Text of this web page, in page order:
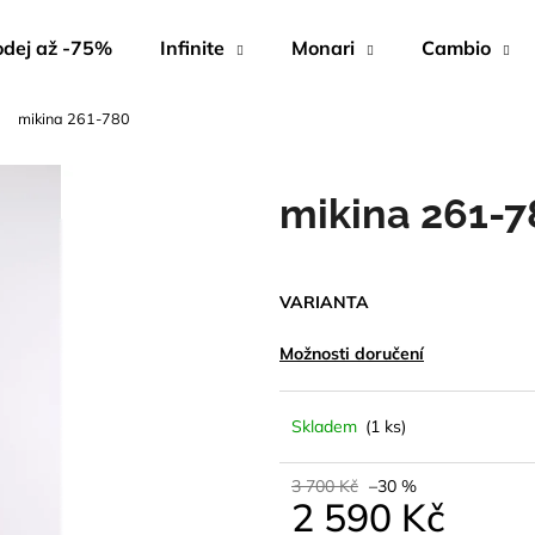
až -75% Infinite Monari Cambio
mikina 261-780
mikina 261-
VARIANTA
Možnosti doručení
Skladem (1 ks)
3 700 Kč –30 %
2 590 Kč
Co potřebujete najít?
HLEDAT